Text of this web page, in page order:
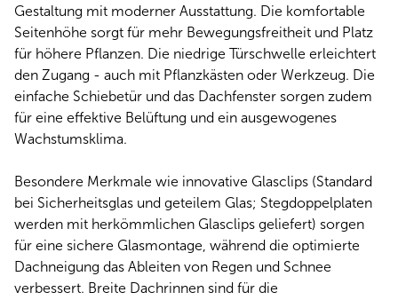
Gestaltung mit moderner Ausstattung. Die komfortable
Seitenhöhe sorgt für mehr Bewegungsfreitheit und Platz
für höhere Pflanzen. Die niedrige Türschwelle erleichtert
den Zugang - auch mit Pflanzkästen oder Werkzeug. Die
einfache Schiebetür und das Dachfenster sorgen zudem
für eine effektive Belüftung und ein ausgewogenes
Wachstumsklima.
Besondere Merkmale wie innovative Glasclips (Standard
bei Sicherheitsglas und geteilem Glas; Stegdoppelplaten
werden mit herkömmlichen Glasclips geliefert) sorgen
für eine sichere Glasmontage, während die optimierte
Dachneigung das Ableiten von Regen und Schnee
verbessert. Breite Dachrinnen sind für die